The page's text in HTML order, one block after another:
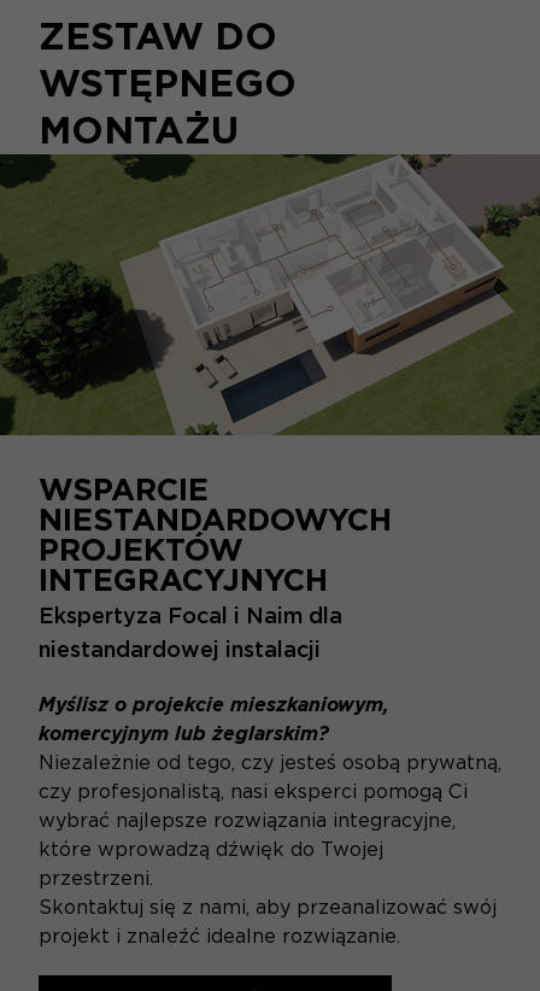
ZESTAW DO
WSTĘPNEGO
MONTAŻU
WSPARCIE
NIESTANDARDOWYCH
PROJEKTÓW
INTEGRACYJNYCH
Ekspertyza Focal i Naim dla
niestandardowej instalacji
Myślisz o projekcie mieszkaniowym,
komercyjnym lub żeglarskim?
Niezależnie od tego, czy jesteś osobą prywatną,
czy profesjonalistą, nasi eksperci pomogą Ci
wybrać najlepsze rozwiązania integracyjne,
które wprowadzą dźwięk do Twojej
przestrzeni.
Skontaktuj się z nami, aby przeanalizować swój
projekt i znaleźć idealne rozwiązanie.